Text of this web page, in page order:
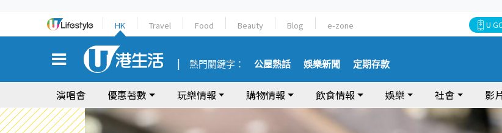
HK Travel Food Beauty Blog e-zone U
熱門關鍵字： 公屋熱話 娛樂新聞 定期存款
演唱會 優惠著數 玩樂情報 購物情報 飲食情報 娛樂 社會 影